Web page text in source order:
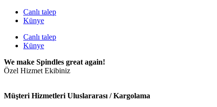
Canlı talep
Künye
Canlı talep
Künye
We make Spindles great again!
Özel Hizmet Ekibiniz
Müşteri Hizmetleri Uluslararası / Kargolama